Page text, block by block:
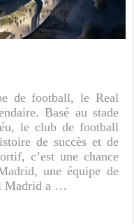
de football, le Real
Basé au stade
le club de football
de succès et de
c’est une chance
une équipe de
Madrid a …